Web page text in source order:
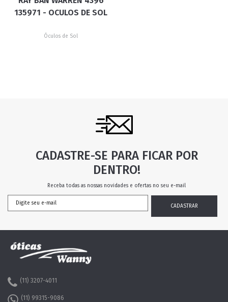
135971 - OCULOS DE SOL
Óculos de Sol
CADASTRE-SE PARA FICAR POR
DENTRO!
Receba todas as nossas novidades e ofertas no seu e-mail
(11) 3207-4011
(11) 99315-9086